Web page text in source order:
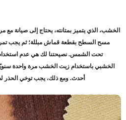
الخشب، الذي يتميز بمتانته، يحتاج إلى صيانة
مسح السطح بقطعة قماش مبللة؛ ثم يجب
تحت الشمس. نصيحتنا لك هي عدم استخدام
الخشبي باستخدام زيت الخشب مرة واحدة
أحدث. ومع ذلك، يجب توخي الحذر